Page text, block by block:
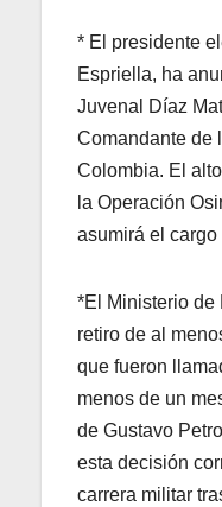
* El presidente
Espriella, ha
Juvenal Díaz
Comandante de
Colombia. El
la Operación
asumirá el cargo
*El Ministerio de
retiro de al
que fueron
menos de un
de Gustavo
esta decisión
carrera militar